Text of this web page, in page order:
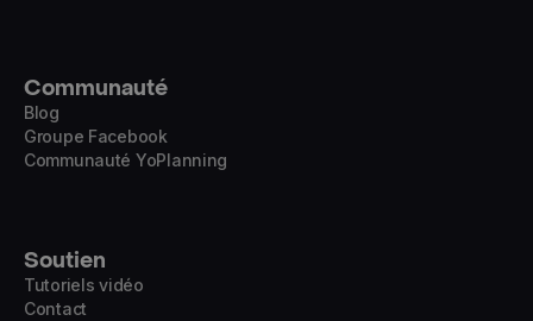
Communauté
Blog
Groupe Facebook
Communauté YoPlanning
Soutien
Tutoriels vidéo
Contact